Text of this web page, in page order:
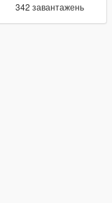
342 завантажень